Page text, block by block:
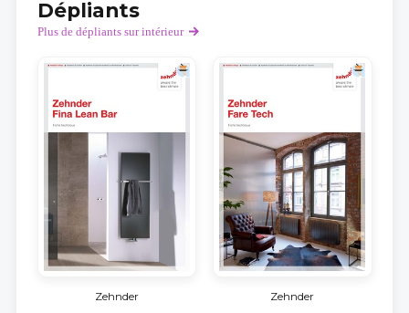
Dépliants
Plus de dépliants sur intérieur
Zehnder Zehnder